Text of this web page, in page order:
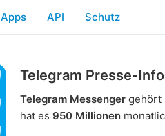
Apps API Schutz
Telegram Presse-
Telegram Messenger gehört
hat es 950 Millionen